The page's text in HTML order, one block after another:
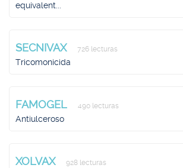
equivalent...
SECNIVAX 726 lecturas
Tricomonicida
FAMOGEL 490 lecturas
Antiulceroso
XOLVAX 928 lecturas